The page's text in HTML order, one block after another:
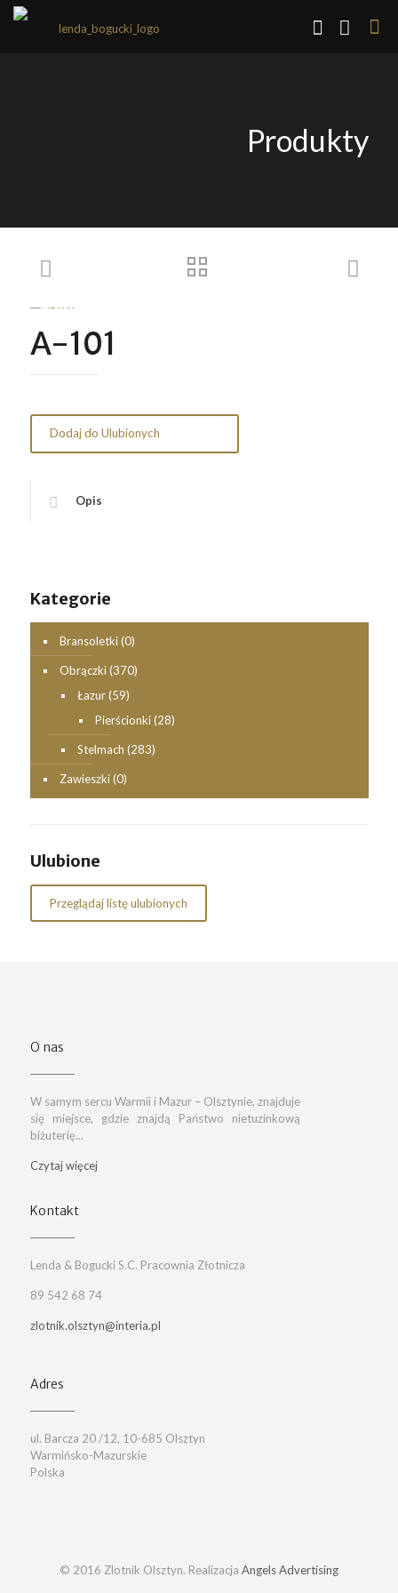
Produkty
A-101
Dodaj do Ulubionych
Opis
Kategorie
Bransoletki (0)
Obrączki (370)
Łazur (59)
Pierścionki (28)
Stelmach (283)
Zawieszki (0)
Ulubione
Przeglądaj listę ulubionych
O nas
W samym sercu Warmii i Mazur – Olsztynie, znajduje
się miejsce, gdzie znajdą Państwo nietuzinkową
biżuterię...
Czytaj więcej
Kontakt
Lenda & Bogucki S.C. Pracownia Złotnicza
89 542 68 74
zlotnik.olsztyn@interia.pl
Adres
ul. Barcza 20 /12, 10-685 Olsztyn
Warmińsko-Mazurskie
Polska
© 2016 Zlotnik Olsztyn. Realizacja Angels Advertising